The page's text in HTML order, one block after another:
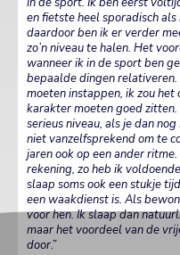
en fietste heel sporadisch
daardoor ben ik er verder
zo’n niveau te halen. Het
wanneer ik in de sport ben
bepaalde dingen
moeten instappen, ik zou
karakter moeten goed
serieus niveau, als je dan
niet vanzelfsprekend om te
jaren ook op een ander
rekening, zo heb ik
slaap soms ook een stukje
een waakdienst is. Als
voor hen. Ik slaap dan
maar het voordeel van de
door.”